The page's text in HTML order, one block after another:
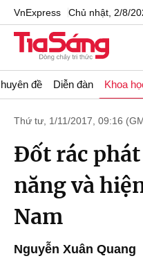
VnExpress Chủ nhật, 2/8/
đề Diễn đàn Khoa
Thứ tư, 1/11/2017, 09:16
Đốt rác
năng và
Nam
Nguyễn Xuân Quang